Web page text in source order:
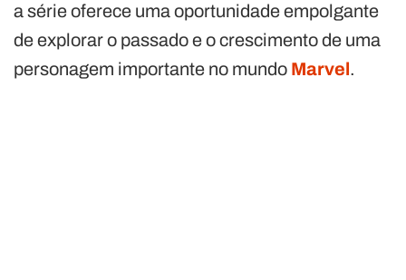
a série oferece uma oportunidade empolgante
de explorar o passado e o crescimento de uma
personagem importante no mundo Marvel.